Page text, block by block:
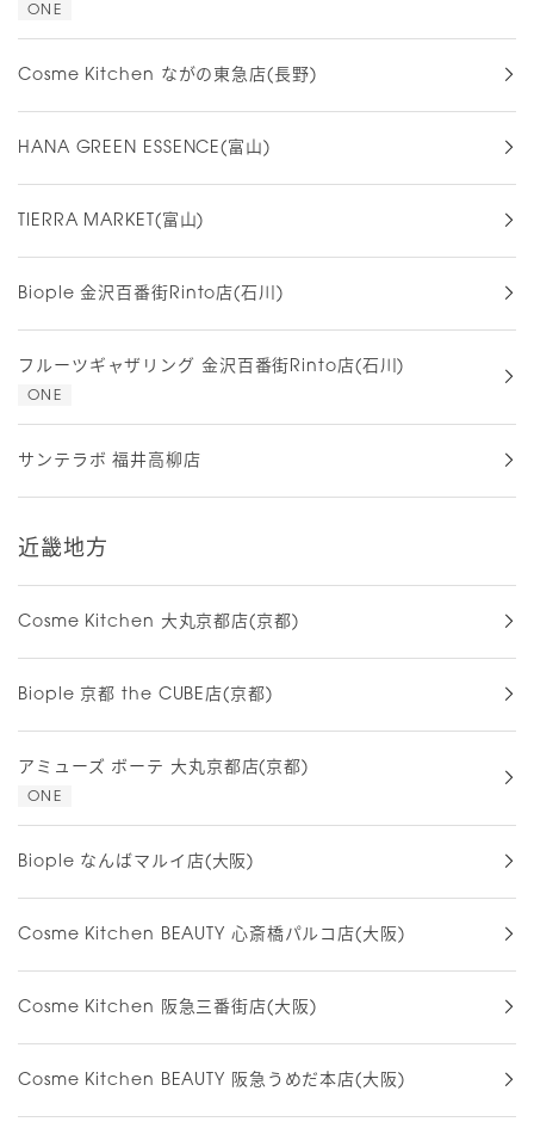
ONE
Cosme Kitchen ながの東急店(長野)
HANA GREEN ESSENCE(富山)
TIERRA MARKET(富山)
Biople 金沢百番街Rinto店(石川)
フルーツギャザリング 金沢百番街Rinto店(石川)
ONE
サンテラボ 福井高柳店
近畿地方
Cosme Kitchen 大丸京都店(京都)
Biople 京都 the CUBE店(京都)
アミューズ ボーテ 大丸京都店(京都)
ONE
Biople なんばマルイ店(大阪)
Cosme Kitchen BEAUTY 心斎橋パルコ店(大阪)
Cosme Kitchen 阪急三番街店(大阪)
Cosme Kitchen BEAUTY 阪急うめだ本店(大阪)